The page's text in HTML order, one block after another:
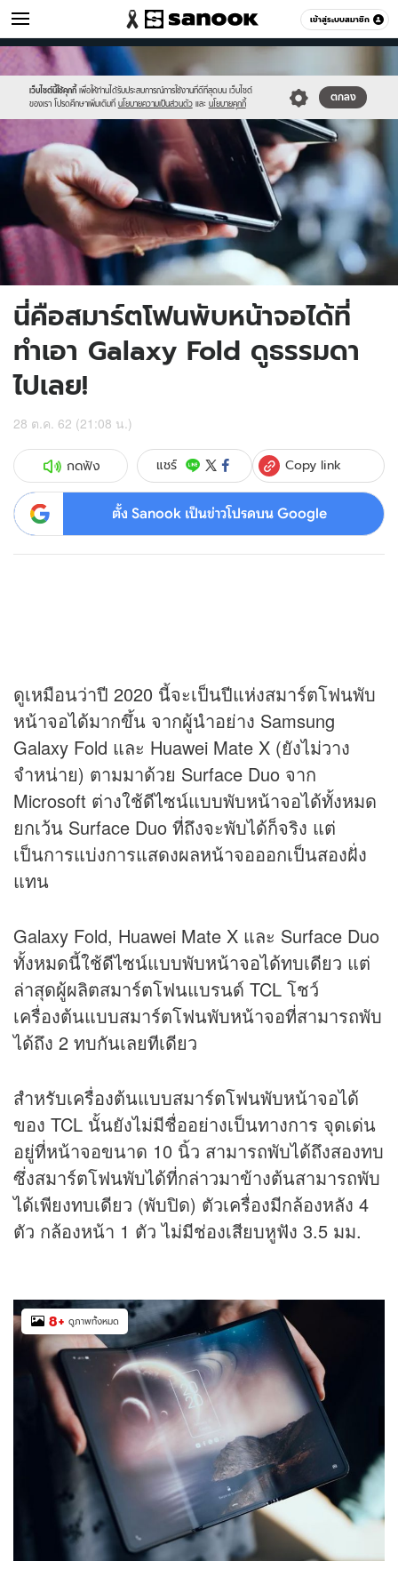
เข้าสู่ระบบสมาชิก
ไอที หมวดอื่นๆ
เว็บไซต์นี้ใช้คุกกี้ เพื่อให้ท่านได้รับประสบการณ์การใช้งานที่ดีที่สุดบน เว็บไซต์
ของเรา โปรดศึกษาเพิ่มเติมที่ นโยบายความเป็นส่วนตัว และ นโยบายคุกกี้
ตกลง
Sanook
//s.isanook.com/sr/0/images/logo-
new-
sanook.png
//s.isanook.com/hi/0/ud/297/1487769/4.jpg
นี่คือสมาร์ตโฟนพับหน้าจอได้ที่
ทำเอา Galaxy Fold ดูธรรมดา
ไปเลย!
28 ต.ค. 62 (21:08 น.)
กดฟัง แชร์ Copy link
ตั้ง Sanook เป็นข่าวโปรดบน Google
ดูเหมือนว่าปี 2020 นี้จะเป็นปีแห่งสมาร์ตโฟนพับ
หน้าจอได้มากขึ้น จากผู้นำอย่าง Samsung
Galaxy Fold และ Huawei Mate X (ยังไม่วาง
จำหน่าย) ตามมาด้วย Surface Duo จาก
Microsoft ต่างใช้ดีไซน์แบบพับหน้าจอได้ทั้งหมด
ยกเว้น Surface Duo ที่ถึงจะพับได้ก็จริง แต่
เป็นการแบ่งการแสดงผลหน้าจอออกเป็นสองฝั่ง
แทน
Galaxy Fold, Huawei Mate X และ Surface Duo
ทั้งหมดนี้ใช้ดีไซน์แบบพับหน้าจอได้ทบเดียว แต่
ล่าสุดผู้ผลิตสมาร์ตโฟนแบรนด์ TCL โชว์
เครื่องต้นแบบสมาร์ตโฟนพับหน้าจอที่สามารถพับ
ได้ถึง 2 ทบกันเลยทีเดียว
สำหรับเครื่องต้นแบบสมาร์ตโฟนพับหน้าจอได้
ของ TCL นั้นยังไม่มีชื่ออย่างเป็นทางการ จุดเด่น
อยู่ที่หน้าจอขนาด 10 นิ้ว สามารถพับได้ถึงสองทบ
ซึ่งสมาร์ตโฟนพับได้ที่กล่าวมาข้างต้นสามารถพับ
ได้เพียงทบเดียว (พับปิด) ตัวเครื่องมีกล้องหลัง 4
ตัว กล้องหน้า 1 ตัว ไม่มีช่องเสียบหูฟัง 3.5 มม.
8+ ดูภาพทั้งหมด